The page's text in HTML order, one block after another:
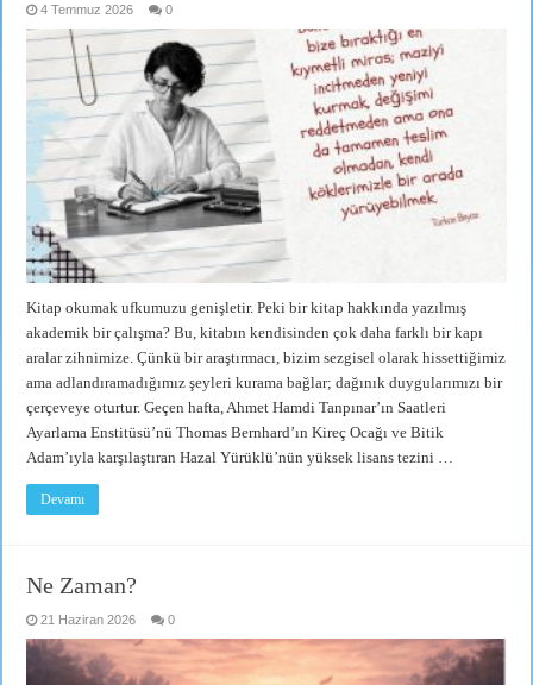
4 Temmuz 2026 0
Kitap okumak ufkumuzu genişletir. Peki bir kitap hakkında yazılmış
akademik bir çalışma? Bu, kitabın kendisinden çok daha farklı bir kapı
aralar zihnimize. Çünkü bir araştırmacı, bizim sezgisel olarak hissettiğimiz
ama adlandıramadığımız şeyleri kurama bağlar; dağınık duygularımızı bir
çerçeveye oturtur. Geçen hafta, Ahmet Hamdi Tanpınar’ın Saatleri
Ayarlama Enstitüsü’nü Thomas Bernhard’ın Kireç Ocağı ve Bitik
Adam’ıyla karşılaştıran Hazal Yürüklü’nün yüksek lisans tezini …
Devamı
Ne Zaman?
21 Haziran 2026 0